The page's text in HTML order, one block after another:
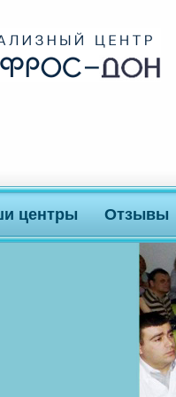
центры Отзывы